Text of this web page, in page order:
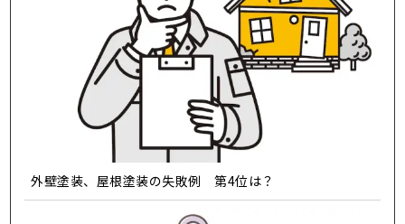
外壁塗装、屋根塗装の失敗例 第4位は？